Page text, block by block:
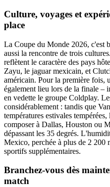
Culture, voyages et
place
La Coupe du Monde 2026, c'est
aussi la rencontre de trois
reflètent le caractère des pays
Zayu, le jaguar mexicain, et
américain. Pour la première fois,
également lieu lors de la finale –
en vedette le groupe Coldplay.
considérablement : tandis que
températures estivales
composer à Dallas, Houston ou
dépassant les 35 degrés.
Mexico, perchée à plus de 2 200
sportifs supplémentaires.
Branchez-vous dès
match